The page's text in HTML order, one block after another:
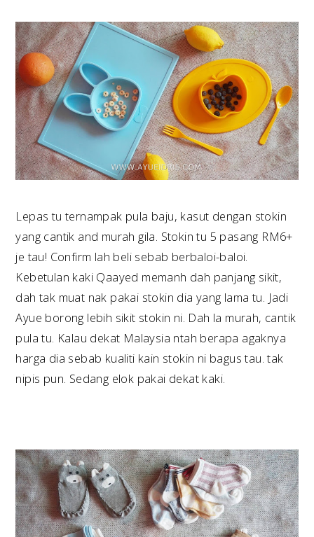
Lepas tu ternampak pula baju, kasut dengan stokin
yang cantik and murah gila. Stokin tu 5 pasang RM6+
je tau! Confirm lah beli sebab berbaloi-baloi.
Kebetulan kaki Qaayed memanh dah panjang sikit,
dah tak muat nak pakai stokin dia yang lama tu. Jadi
Ayue borong lebih sikit stokin ni. Dah la murah, cantik
pula tu. Kalau dekat Malaysia ntah berapa agaknya
harga dia sebab kualiti kain stokin ni bagus tau. tak
nipis pun. Sedang elok pakai dekat kaki.